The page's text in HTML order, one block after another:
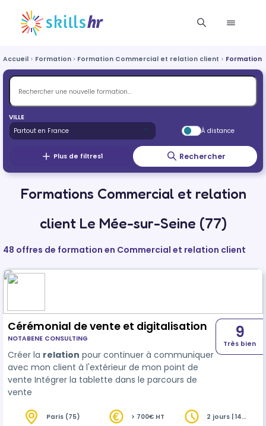
Accueil Formation Formation Commercial et relation client Formation
VILLE
À distance
Plus de filtres1 Rechercher
Formations Commercial et relation
client Le Mée-sur-Seine (77)
48 offres de formation en Commercial et relation client
Cérémonial de vente et digitalisation
NOTABENE CONSULTING
Créer la relation pour continuer à communiquer
avec mon client à l'extérieur de mon point de
vente Intégrer la tablette dans le parcours de
vente
9
Très bien
Paris (75) > 700€ HT
2 jours | 14